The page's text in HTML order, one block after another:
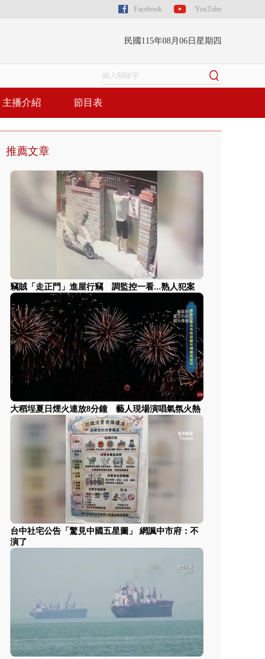
Facebook YouTube
民國115年08月06日星期四
主播介紹 節目表
推薦文章
竊賊「走正門」進屋行竊 調監控一看...熟人犯案
大稻埕夏日煙火連放8分鐘 藝人現場演唱氣氛火熱
台中社宅公告「驚見中國五星圖」 網諷中市府：不
演了